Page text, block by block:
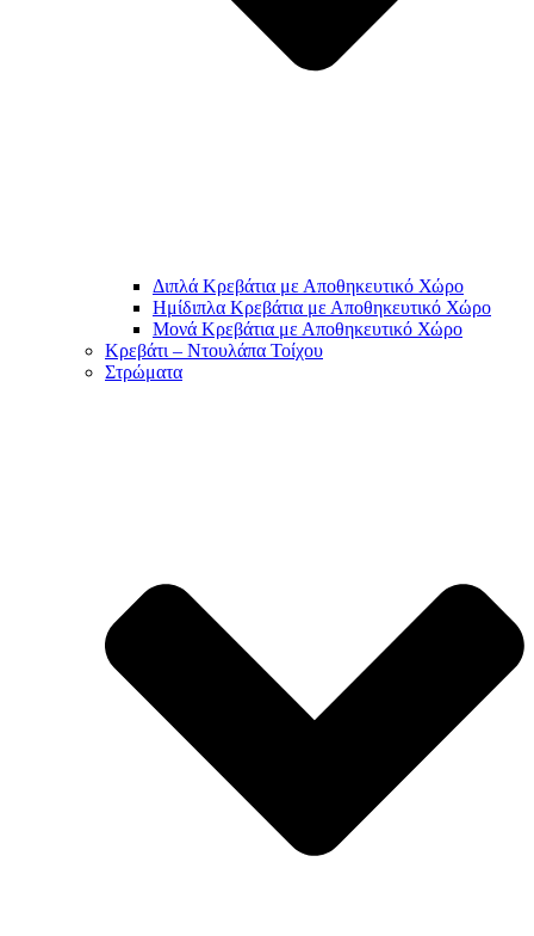
Διπλά Κρεβάτια με Αποθηκευτικό Χώρο
Ημίδιπλα Κρεβάτια με Αποθηκευτικό Χώρο
Μονά Κρεβάτια με Αποθηκευτικό Χώρο
Κρεβάτι – Ντουλάπα Τοίχου
Στρώματα